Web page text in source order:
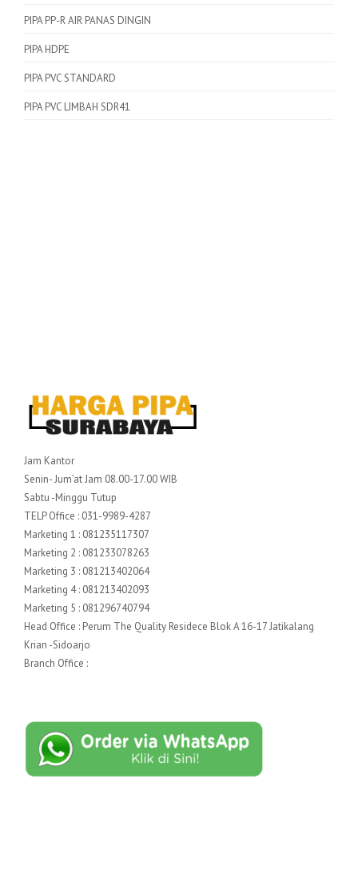
PIPA PP-R AIR PANAS DINGIN
PIPA HDPE
PIPA PVC STANDARD
PIPA PVC LIMBAH SDR41
Jam Kantor
Senin- Jum’at Jam 08.00-17.00 WIB
Sabtu -Minggu Tutup
TELP Office : 031-9989-4287
Marketing 1 : 081235117307
Marketing 2 : 081233078263
Marketing 3 : 081213402064
Marketing 4 : 081213402093
Marketing 5 : 081296740794
Head Office : Perum The Quality Residece Blok A 16-17 Jatikalang
Krian -Sidoarjo
Branch Office :